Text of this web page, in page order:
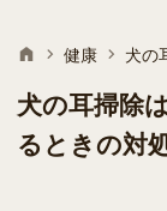
健康
犬の耳掃除
るときの対